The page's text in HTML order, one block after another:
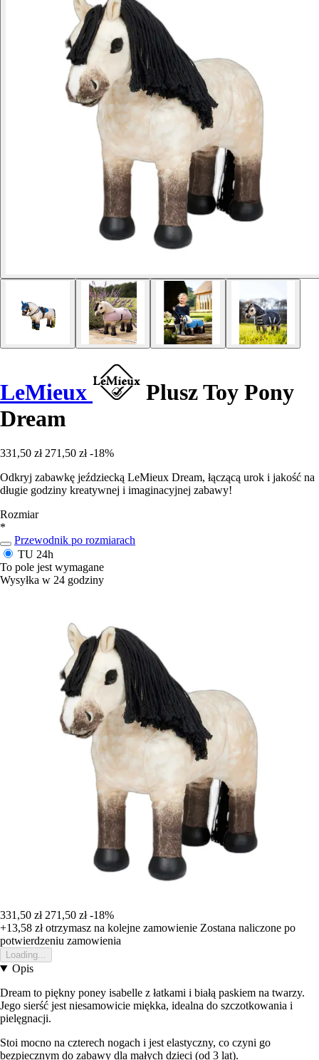
LeMieux
Plusz Toy Pony
Dream
331,50 zł 271,50 zł -18%
Odkryj zabawkę jeździecką LeMieux Dream, łączącą urok i jakość na
długie godziny kreatywnej i imaginacyjnej zabawy!
Rozmiar
*
Przewodnik po rozmiarach
TU 24h
To pole jest wymagane
Wysyłka w 24 godziny
331,50 zł 271,50 zł -18%
+13,58 złotrzymasz na kolejne zamowienie Zostana naliczone po
potwierdzeniu zamowienia
Loading...
Opis
Dream to piękny poney isabelle z łatkami i białą paskiem na twarzy.
Jego sierść jest niesamowicie miękka, idealna do szczotkowania i
pielęgnacji.
Stoi mocno na czterech nogach i jest elastyczny, co czyni go
bezpiecznym do zabawy dla małych dzieci (od 3 lat).